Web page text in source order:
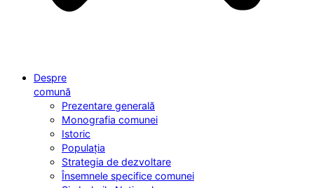
Despre
comună
Prezentare generală
Monografia comunei
Istoric
Populația
Strategia de dezvoltare
Însemnele specifice comunei